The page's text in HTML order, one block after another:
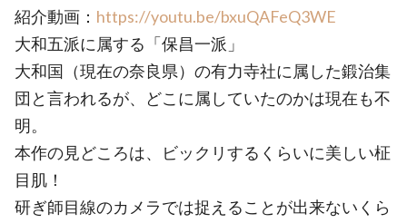
紹介動画： https://youtu.be/bxuQAFeQ3WE
大和五派に属する「保昌一派」
大和国（現在の奈良県）の有力寺社に属した鍛治集
団と言われるが、どこに属していたのかは現在も不
明。
本作の見どころは、ビックリするくらいに美しい柾
目肌！
研ぎ師目線のカメラでは捉えることが出来ないくら